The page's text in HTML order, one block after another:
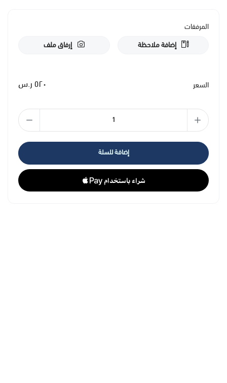
المرفقات
إضافة ملاحظة
إرفاق ملف
السعر ٥٢٠ ر.س
إضافة للسلة